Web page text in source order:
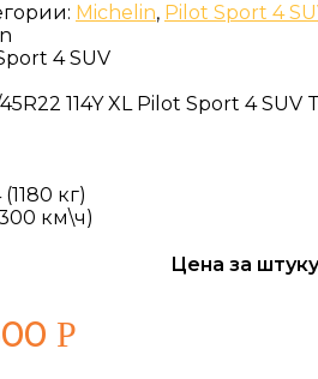
Michelin, Pilot Sport 4
4 SUV
114Y XL Pilot Sport 4 SUV
(1180 кг)
км\ч)
Цена за
Р